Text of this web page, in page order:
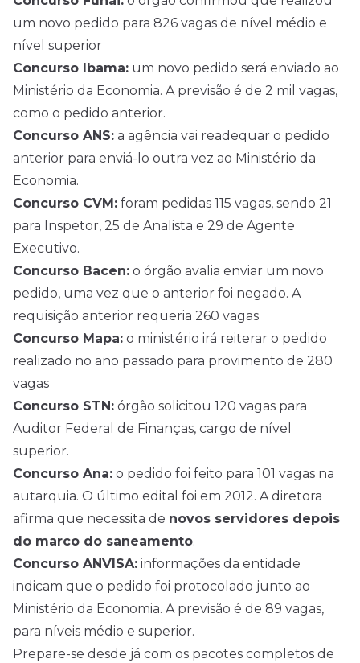
um novo pedido para 826 vagas de nível médio e
nível superior
Concurso Ibama: um novo pedido será enviado ao
Ministério da Economia. A previsão é de 2 mil vagas,
como o pedido anterior.
Concurso ANS: a agência vai readequar o pedido
anterior para enviá-lo outra vez ao Ministério da
Economia.
Concurso CVM: foram pedidas 115 vagas, sendo 21
para Inspetor, 25 de Analista e 29 de Agente
Executivo.
Concurso Bacen: o órgão avalia enviar um novo
pedido, uma vez que o anterior foi negado. A
requisição anterior requeria 260 vagas
Concurso Mapa: o ministério irá reiterar o pedido
realizado no ano passado para provimento de 280
vagas
Concurso STN: órgão solicitou 120 vagas para
Auditor Federal de Finanças, cargo de nível
superior.
Concurso Ana: o pedido foi feito para 101 vagas na
autarquia. O último edital foi em 2012. A diretora
afirma que necessita de novos servidores depois
do marco do saneamento.
Concurso ANVISA: informações da entidade
indicam que o pedido foi protocolado junto ao
Ministério da Economia. A previsão é de 89 vagas,
para níveis médio e superior.
Prepare-se desde já com os pacotes completos de